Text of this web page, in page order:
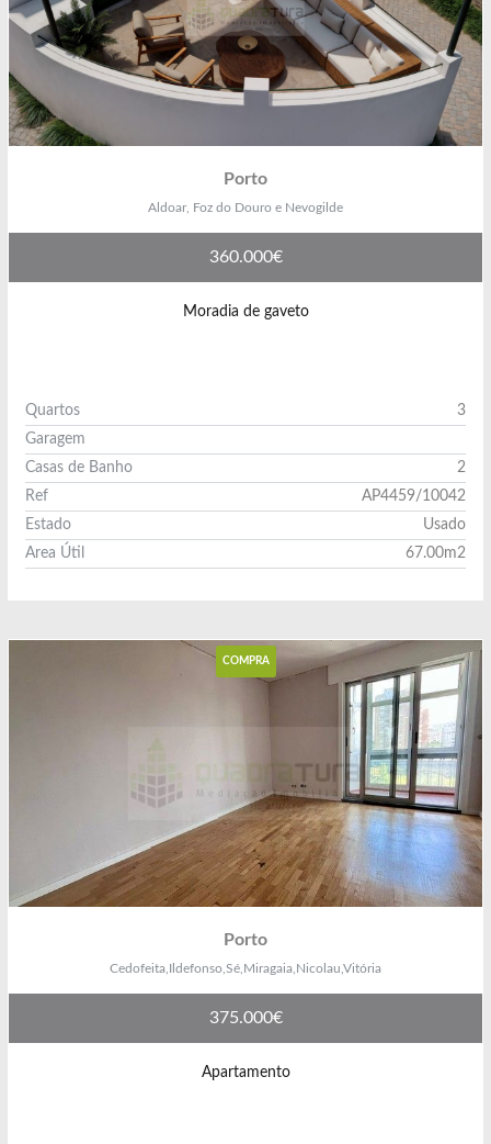
Porto
Aldoar, Foz do Douro e Nevogilde
360.000€
Moradia de gaveto
Quartos
3
Garagem
Casas de Banho
2
Ref
AP4459/10042
Estado
Usado
Area Útil
67.00m2
COMPRA
Porto
Cedofeita,Ildefonso,Sé,Miragaia,Nicolau,Vitória
375.000€
Apartamento